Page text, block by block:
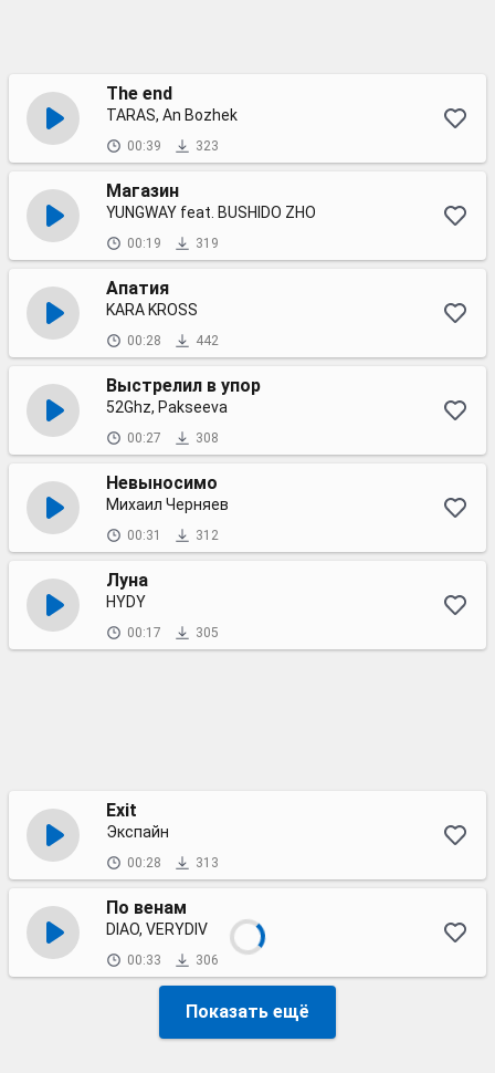
The end
TARAS, An Bozhek
00:39 323
Магазин
YUNGWAY feat. BUSHIDO ZHO
00:19 319
Апатия
KARA KROSS
00:28 442
Выстрелил в упор
52Ghz, Pakseeva
00:27 308
Невыносимо
Михаил Черняев
00:31 312
Луна
HYDY
00:17 305
Exit
Экспайн
00:28 313
По венам
DIAO, VERYDIV
00:33 306
Показать ещё